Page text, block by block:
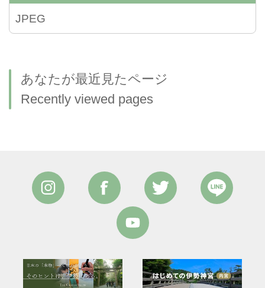
JPEG
あなたが最近見たページ
Recently viewed pages